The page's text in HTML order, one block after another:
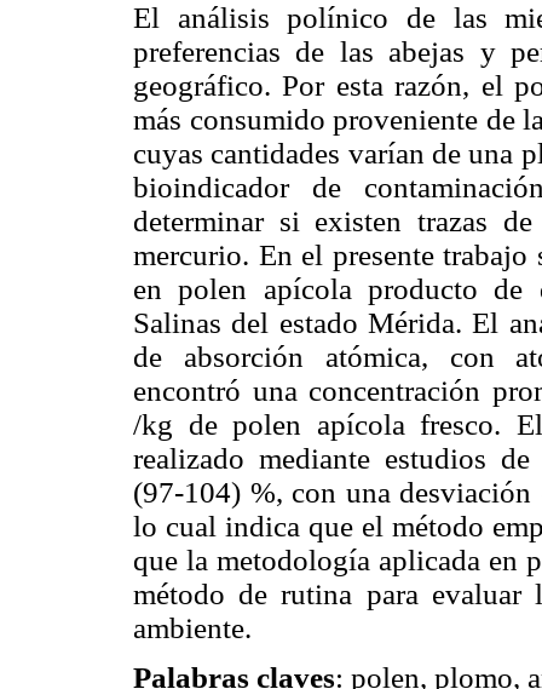
El análisis polínico de las
preferencias de las abejas y
geográfico. Por esta razón, el
más consumido proveniente de
cuyas cantidades varían de una
bioindicador de
determinar si existen trazas
mercurio. En el presente
en polen apícola producto
Salinas del estado Mérida. El
de absorción atómica, con
encontró una concentración
/kg de polen apícola fresco.
realizado mediante estudios
(97-104) %, con una
lo cual indica que el método
que la metodología aplicada en
método de rutina para
ambiente.
Palabras claves: polen, plomo,